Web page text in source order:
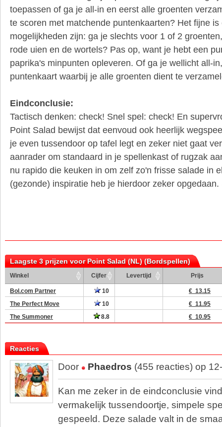
toepassen of ga je all-in en eerst alle groenten
te scoren met matchende puntenkaarten? Het fijne
mogelijkheden zijn: ga je slechts voor 1 of 2
rode uien en de wortels? Pas op, want je hebt een
paprika's minpunten opleveren. Of ga je wellicht all-
puntenkaart waarbij je alle groenten dient te
Eindconclusie:
Tactisch denken: check! Snel spel: check! En
Point Salad bewijst dat eenvoud ook heerlijk
je even tussendoor op tafel legt en zeker niet gaat
aanrader om standaard in je spellenkast of rugzak
nu rapido die keuken in om zelf zo'n frisse salade in
(gezonde) inspiratie heb je hierdoor zeker
Laagste 3 prijzen voor Point Salad (NL) (Bordspellen)
Winkel Cijfer Levertijd Prijs
Bol.com Partner 10
€ 13.15
The Perfect Move
10
€ 11.95
The Summoner
8.8 € 10.95
Reacties
Door Phaedros (455 reacties) op
Kan me zeker in de eindconclusie
vermakelijk tussendoortje, simpele
gespeeld. Deze salade valt in de